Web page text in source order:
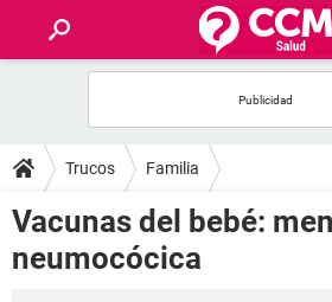
FOROS
SALUD
FAMILIA
Trucos Familia
Vacunas del bebé:
neumocócica